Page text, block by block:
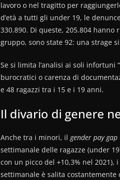
lavoro o nel tragitto per
d’età a tutti gli under 19, le
330.890. Di queste, 205.804
gruppo, sono state 92: una strage
Se si limita l’analisi ai soli infortuni
burocratici o carenza di
e 48 ragazzi tra i 15 e i 19 anni.
Il divario di genere
Anche tra i minori, il gender pay gap
settimanale delle ragazze (under
con un picco del +10,3% nel
settimanale è salita costantemente